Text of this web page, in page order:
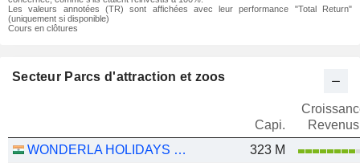
Les valeurs annotées (TR) sont affichées avec leur performance "Total Return"
(uniquement si disponible)
Cours en clôtures
Secteur Parcs d'attraction et zoos
Capi.
Revenus
WONDERLA HOLIDAYS LIMITED
323 M